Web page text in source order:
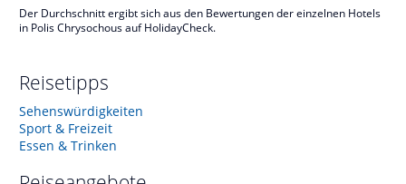
Der Durchschnitt ergibt sich aus den Bewertungen der einzelnen Hotels
in Polis Chrysochous auf HolidayCheck.
Reisetipps
Sehenswürdigkeiten
Sport & Freizeit
Essen & Trinken